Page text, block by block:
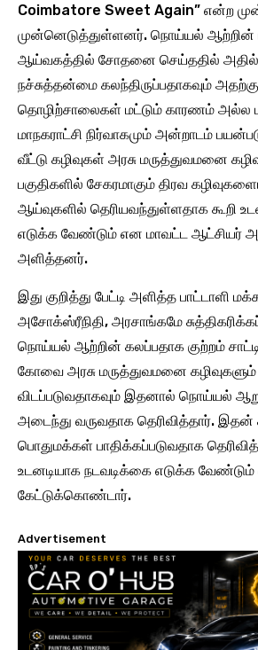
Coimbatore Sweet Again” என்ற
முன்னெடுத்துள்ளனர். நொய்யல் ஆற்றின்
ஆய்வகத்தில் சோதனை செய்ததில் அதில்
நச்சுத்தன்மை கலந்திருப்பதாகவும்
தொழிற்சாலைகள் மட்டும் காரணம் அல்ல
மாநகராட்சி நிர்வாகமும் அன்றாடம்
வீட்டு கழிவுகள் அரசு மருத்துவமனை
பகுதிகளில் சேகரமாகும் திரவ
ஆய்வுகளில் தெரியவந்துள்ளதாக கூறி
எடுக்க வேண்டும் என மாவட்ட ஆட்சியர்
அளித்தனர்.
இது குறித்து பேட்டி அளித்த பாட்டாளி
அசோக்ஸ்ரீநிதி, அரசாங்கமே
நொய்யல் ஆற்றின் கலப்பதாக குற்றம்
கோவை அரசு மருத்துவமனை
விடப்படுவதாகவும் இதனால் நொய்யல்
அடைந்து வருவதாக தெரிவித்தார்.
பொதுமக்கள் பாதிக்கப்படுவதாக
உடனடியாக நடவடிக்கை எடுக்க
கேட்டுக்கொண்டார்.
Advertisement